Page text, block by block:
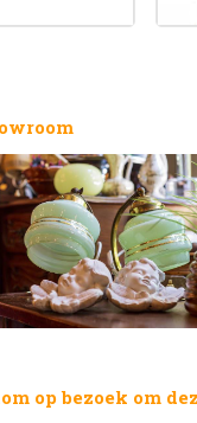
op bezoek om